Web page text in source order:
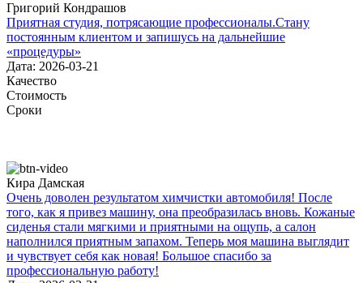
Григорий Кондрашов
Приятная студия, потрясающие профессионалы.Стану
постоянным клиентом и запишусь на дальнейшие
«процедуры»
Дата: 2026-03-21
Качество
Стоимость
Сроки
Кира Дамская
Очень доволен результатом химчистки автомобиля! После
того, как я привез машину, она преобразилась вновь. Кожаные
сиденья стали мягкими и приятными на ощупь, а салон
наполнился приятным запахом. Теперь моя машина выглядит
и чувствует себя как новая! Большое спасибо за
профессиональную работу!